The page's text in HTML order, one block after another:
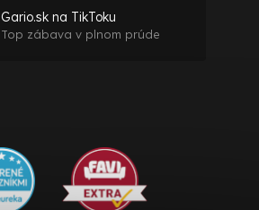
Gario.sk na TikToku
Top zábava v plnom prúde